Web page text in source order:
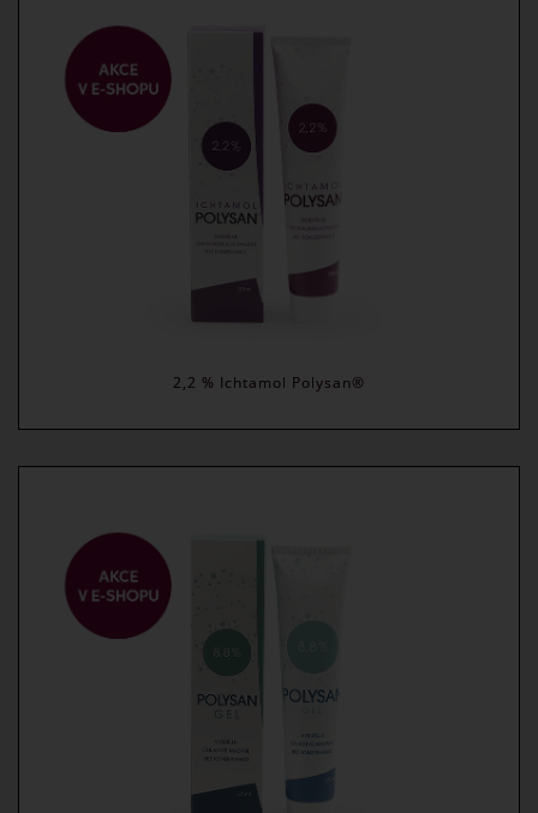
2,2 % Ichtamol Polysan®